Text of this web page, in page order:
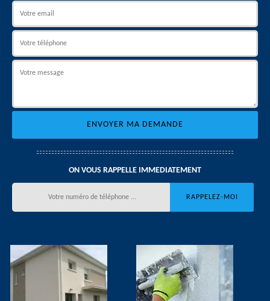
ON VOUS RAPPELLE IMMEDIATEMENT